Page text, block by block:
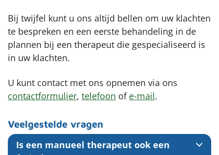
Bij twijfel kunt u ons altijd bellen om uw klachten
te bespreken en een eerste behandeling in de
plannen bij een therapeut die gespecialiseerd is
in uw klachten.
U kunt contact met ons opnemen via ons
contactformulier, telefoon of e-mail.
Veelgestelde vragen
Is een manueel therapeut ook een